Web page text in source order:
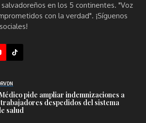
en los 5 continentes. "Voz
con la verdad". ¡Síguenos
VDN
pide ampliar indemnizaciones a
despedidos del sistema
salud